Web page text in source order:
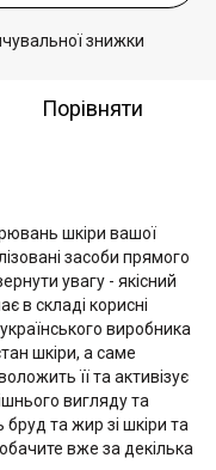
знижки
Порівняти
шкіри вашої
засоби прямого
увагу - якісний
в складі корисні
виробника
шкіри, а саме
її та активізує
вигляду та
та жир зі шкіри та
вже за декілька